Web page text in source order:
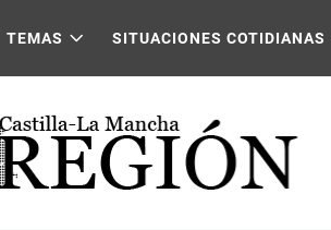
TEMAS SITUACIONES COTIDIANAS